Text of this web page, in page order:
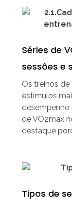
Séries de
sessões e
Os treinos
estímulos
desempenho
de VO2max
destaque
Tipos de